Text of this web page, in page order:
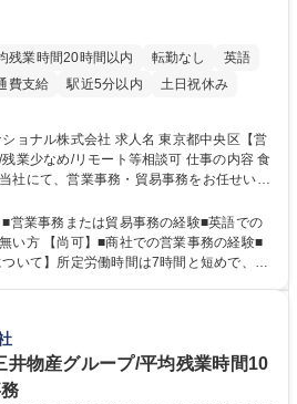
残業時間20時間以内 転勤なし
英語
費支給 駅近5分以内 土日祝休み
求人名 東京都中央区【営
め/リモート等相談可 仕事の内容 食
社にて、営業事務・貿易事務をお任せいた
ジションとして、受発注から海外工場との
根幹を支えていただきます。 ■受発注
のスケジュール調整 ■在庫管理 ■輸入書類
者を通して行う輸出入業全般 ■倉庫との
商品に関わる全ての業務をサポート頂きま
営業事務または貿易事務の経験■英語での
い方 【尚可】■商社での営業事務の経験■
食産業を中心としたお客様の多様なニー
・輸入・販売を一貫して手掛けています。
携によるワンストップサービスが最大の強
：大学院 大学 語学力：英語 資格：
井物産グループ/平均残業時間10